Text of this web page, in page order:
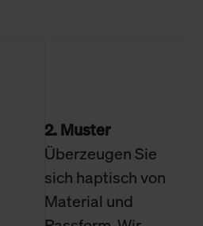
2. Muster
Überzeugen Sie
sich haptisch von
Material und